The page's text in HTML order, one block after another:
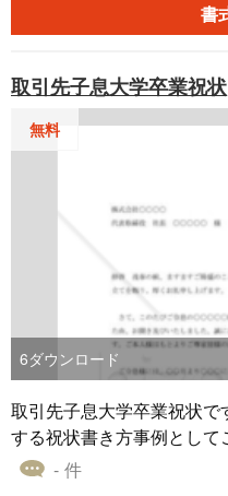
けての励ましや、温かな
す。相手に感謝の気持ち
な方々への感謝と温かな気
ょうか？大切な方々への
ていただきます。
書
取引先子息大学卒業祝状
無料
6ダウンロード
取引先子息大学卒業祝状
する祝状書き方事例として
- 件